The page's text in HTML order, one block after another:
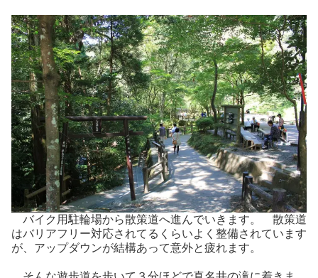
バイク用駐輪場から散策道へ進んでいきます。 散策道
はバリアフリー対応されてるくらいよく整備されています
が、アップダウンが結構あって意外と疲れます。